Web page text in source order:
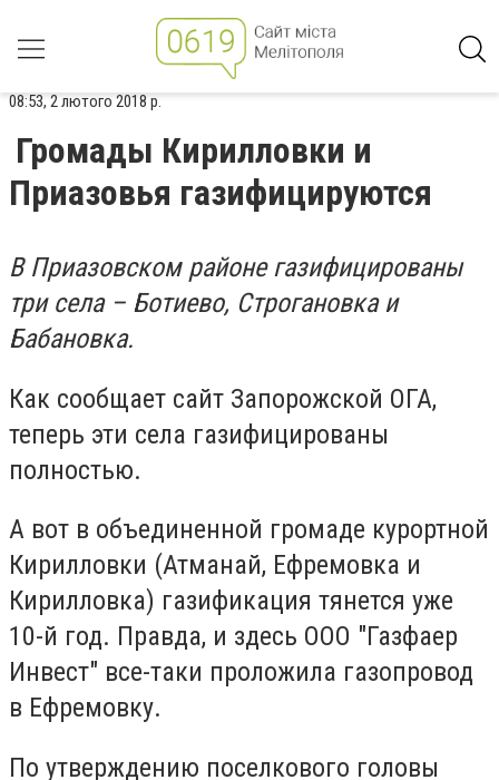
08:53, 2 лютого 2018 р.
Громады Кирилловки и
Приазовья газифицируются
В Приазовском районе газифицированы
три села – Ботиево, Строгановка и
Бабановка.
Как сообщает сайт Запорожской ОГА,
теперь эти села газифицированы
полностью.
А вот в объединенной громаде курортной
Кирилловки (Атманай, Ефремовка и
Кирилловка) газификация тянется уже
10-й год. Правда, и здесь ООО "Газфаер
Инвест" все-таки проложила газопровод
в Ефремовку.
По утверждению поселкового головы